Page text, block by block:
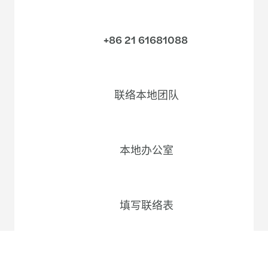
+86 21 61681088
联络本地团队
本地办公室
填写联络表